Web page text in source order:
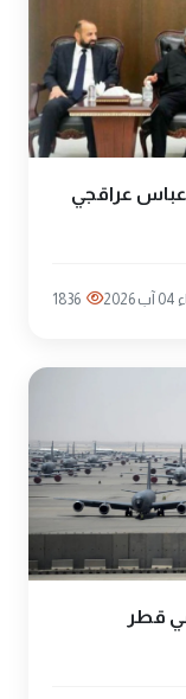
ايراني : عباس عراقجي
1836
قطر